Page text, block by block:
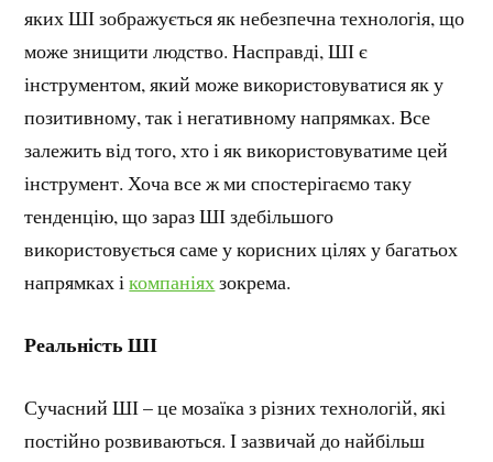
яких ШІ зображується як небезпечна технологія, що
може знищити людство. Насправді, ШІ є
інструментом, який може використовуватися як у
позитивному, так і негативному напрямках. Все
залежить від того, хто і як використовуватиме цей
інструмент. Хоча все ж ми спостерігаємо таку
тенденцію, що зараз ШІ здебільшого
використовується саме у корисних цілях у багатьох
напрямках ікомпаніяхзокрема.
Реальність ШІ
Сучасний ШІ – це мозаїка з різних технологій, які
постійно розвиваються. І зазвичай до найбільш